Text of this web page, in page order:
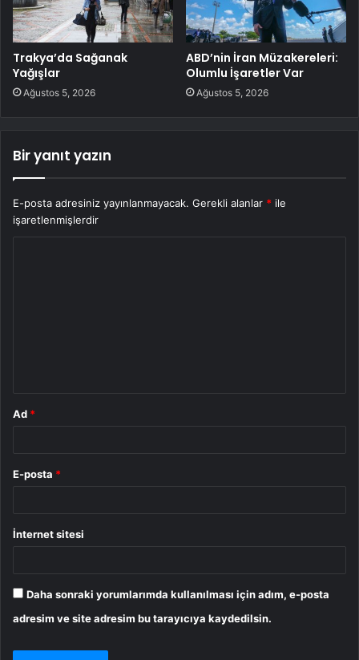
Trakya’da Sağanak
Yağışlar
Ağustos 5, 2026
ABD’nin İran Müzakereleri:
Olumlu İşaretler Var
Ağustos 5, 2026
Bir yanıt yazın
E-posta adresiniz yayınlanmayacak. Gerekli alanlar * ile
işaretlenmişlerdir
Ad *
E-posta *
İnternet sitesi
Daha sonraki yorumlarımda kullanılması için adım, e-posta
adresim ve site adresim bu tarayıcıya kaydedilsin.